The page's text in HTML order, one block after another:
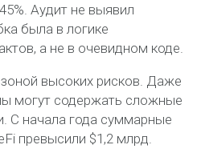
Аудит не выявил
была в логике
а не в очевидном коде.
зоной высоких рисков. Даже
могут содержать сложные
С начала года суммарные
превысили $1,2 млрд.